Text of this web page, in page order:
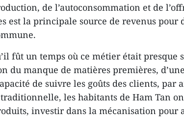
de l’autoconsommation et de
est la principale source de revenus pour
fût un temps où ce métier était presque
du manque de matières premières,
de suivre les goûts des clients, par
les habitants de Ham Tan
investir dans la mécanisation pour